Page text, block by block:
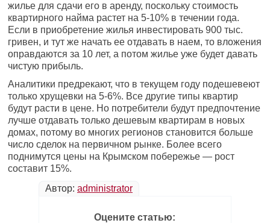
жилье для сдачи его в аренду, поскольку стоимость
квартирного найма растет на 5-10% в течении года.
Если в приобретение жилья инвестировать 900 тыс.
гривен, и тут же начать ее отдавать в наем, то вложения
оправдаются за 10 лет, а потом жилье уже будет давать
чистую прибыль.
Аналитики предрекают, что в текущем году подешевеют
только хрущевки на 5-6%. Все другие типы квартир
будут расти в цене. Но потребители будут предпочтение
лучше отдавать только дешевым квартирам в новых
домах, потому во многих регионов становится больше
число сделок на первичном рынке. Более всего
поднимутся цены на Крымском побережье — рост
составит 15%.
Автор: administrator
Оцените статью: